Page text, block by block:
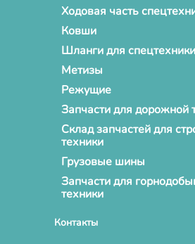
Ходовая часть
Ковши
Шланги для спецтехники
Метизы
Режущие
Запчасти для дорожной
Склад запчастей для
техники
Грузовые шины
Запчасти для
техники
Контакты